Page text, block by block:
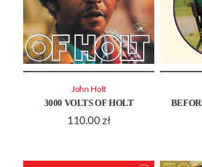
3000 VOLTS OF HOLT
110.00 zł
John Holt